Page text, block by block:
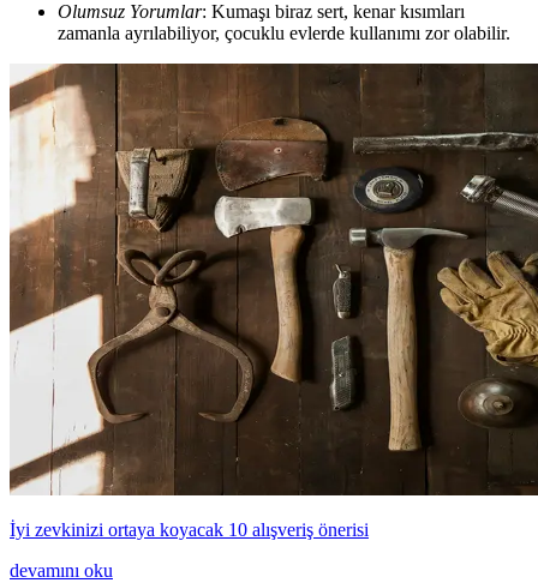
Olumsuz Yorumlar: Kumaşı biraz sert, kenar kısımları
zamanla ayrılabiliyor, çocuklu evlerde kullanımı zor olabilir.
İyi zevkinizi ortaya koyacak 10 alışveriş önerisi
devamını oku